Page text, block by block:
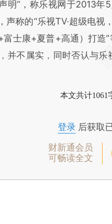
明”，称乐视网于2013年
声称的“乐视TV·超级电
富士康+夏普+高通）打造
并不属实，同时否认与
本文共计1061
登录后获取
财新通会员
可畅读全文